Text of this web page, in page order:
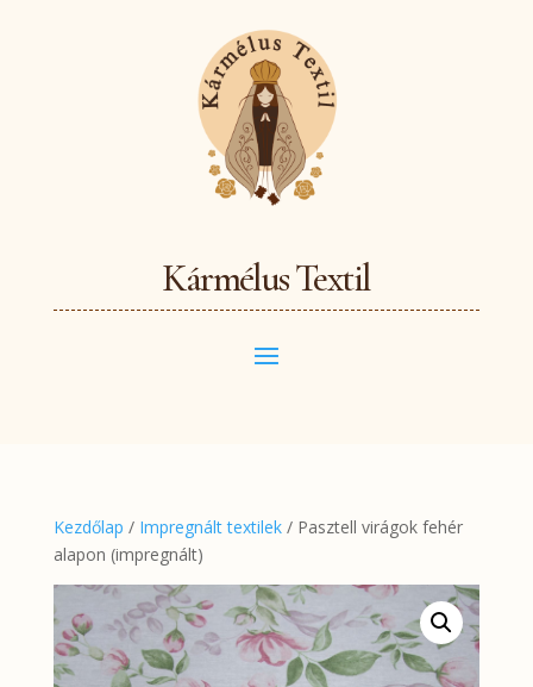
Kármélus Textil
Kezdőlap / Impregnált textilek/ Pasztell virágok fehér
alapon (impregnált)